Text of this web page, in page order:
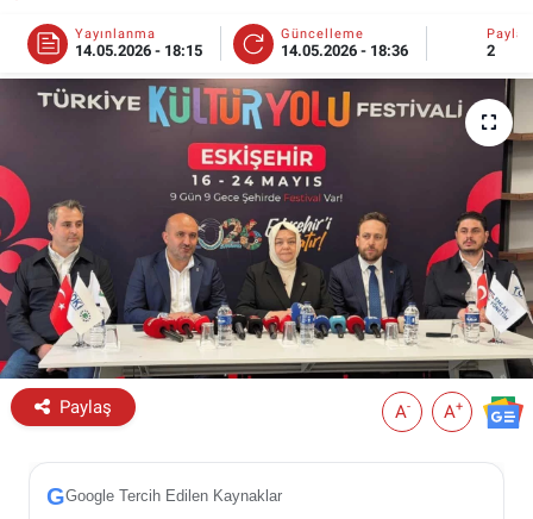
Yayınlanma
14.05.2026 - 18:15
Güncelleme
14.05.2026 - 18:36 2
Paylaş A- A+
GGoogle Tercih Edilen Kaynaklar
Eskişehir Haber İçerikleri
Eskişehir Hava Durumu
Eskişehir Tramvay Saatleri
Eskişehir Otobüs Saatleri